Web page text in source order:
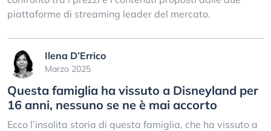
piattaforme di streaming leader del mercato.
Ilena D’Errico
Marzo 2025
Questa famiglia ha vissuto a Disneyland per
16 anni, nessuno se ne è mai accorto
Ecco l’insolita storia di questa famiglia, che ha vissuto a